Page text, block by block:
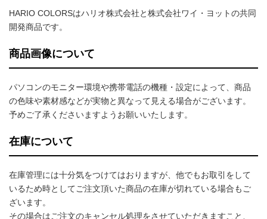
HARIO COLORSはハリオ株式会社と株式会社ワイ・ヨットの共同
開発商品です。
商品画像について
パソコンのモニター環境や携帯電話の機種・設定によって、商品
の色味や素材感などが実物と異なって見える場合がございます。
予めご了承くださいますようお願いいたします。
在庫について
在庫管理には十分気をつけてはおりますが、他でもお取引をして
いるため時としてご注文頂いた商品の在庫が切れている場合もご
ざいます。
その場合はご注文のキャンセル処理をさせていただきますこと、